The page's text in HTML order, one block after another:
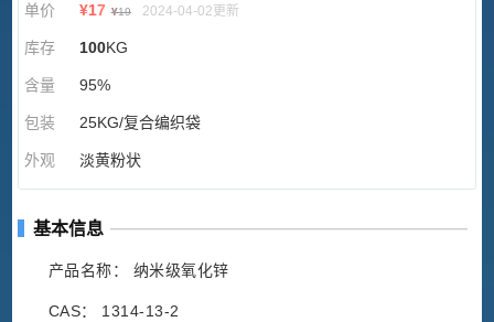
单价 ¥17 ¥19 2024-04-02更新
库存 100KG
含量 95%
包装 25KG/复合编织袋
外观 淡黄粉状
基本信息
产品名称： 纳米级氧化锌
CAS： 1314-13-2